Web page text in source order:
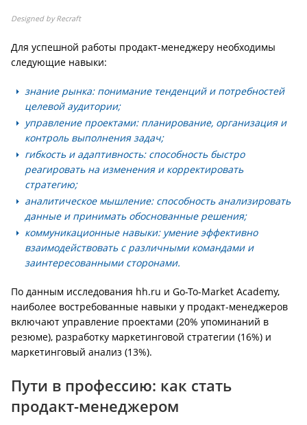
Designed by Recraft
Для успешной работы продакт-менеджеру необходимы
следующие навыки:
знание рынка: понимание тенденций и потребностей
целевой аудитории;
управление проектами: планирование, организация и
контроль выполнения задач;
гибкость и адаптивность: способность быстро
реагировать на изменения и корректировать
стратегию;
аналитическое мышление: способность анализировать
данные и принимать обоснованные решения;
коммуникационные навыки: умение эффективно
взаимодействовать с различными командами и
заинтересованными сторонами.
По данным исследования hh.ru и Go-To-Market Academy,
наиболее востребованные навыки у продакт-менеджеров
включают управление проектами (20% упоминаний в
резюме), разработку маркетинговой стратегии (16%) и
маркетинговый анализ (13%).
Пути в профессию: как стать
продакт-менеджером